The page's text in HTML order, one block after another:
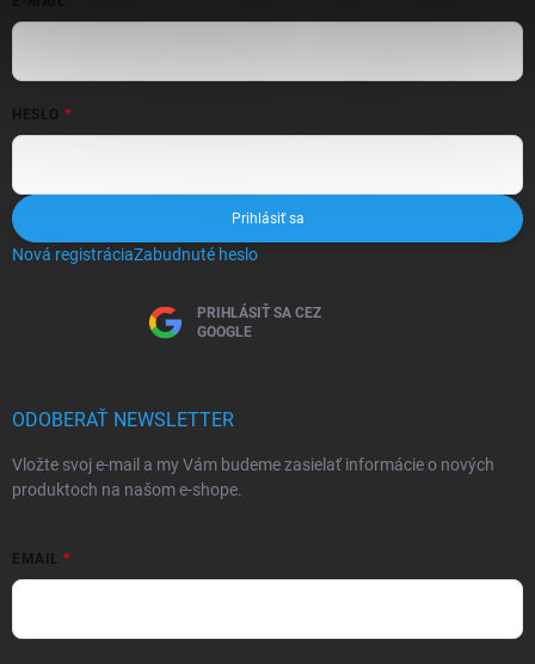
HESLO
Prihlásiť sa
Nová registráciaZabudnuté heslo
PRIHLÁSIŤ SA CEZ
GOOGLE
ODOBERAŤ NEWSLETTER
Vložte svoj e-mail a my Vám budeme zasielať informácie o nových
produktoch na našom e-shope.
EMAIL